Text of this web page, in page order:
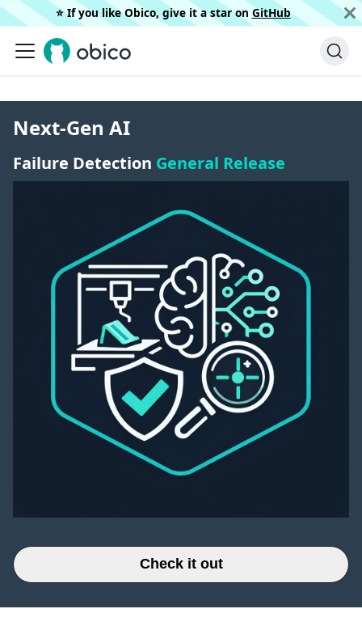
⭐️ If you like Obico, give it a star on GitHub
Next-Gen AI
Failure Detection General Release
Check it out